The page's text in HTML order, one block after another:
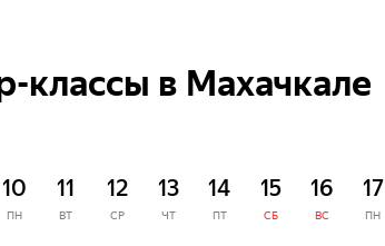
классы в Махачкале
10
ПН
11
ВТ
12
СР
13
ЧТ
14
ПТ
15
СБ
16
ВС
17
ПН